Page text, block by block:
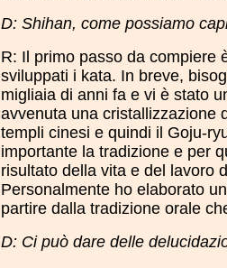
D: Shihan, come possiamo
R: Il primo passo da compiere
sviluppati i kata. In breve,
migliaia di anni fa e vi è stato
avvenuta una cristallizzazione
templi cinesi e quindi il Goju-
importante la tradizione e per
risultato della vita e del lavoro
Personalmente ho elaborato
partire dalla tradizione orale
D: Ci può dare delle